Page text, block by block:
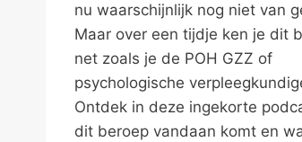
nu waarschijnlijk nog niet van
Maar over een tijdje ken je dit
net zoals je de POH GZZ of
psychologische
Ontdek in deze ingekorte
dit beroep vandaan komt en